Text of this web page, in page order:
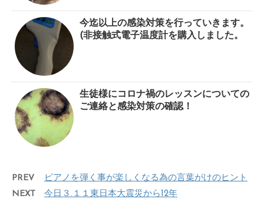
今迄以上の感染対策を行っていきます。
(非接触式電子温度計を購入しました。
生徒様にコロナ禍のレッスンについての
ご連絡と感染対策の確認！
PREV
ピアノを弾く事が楽しくなる為の言葉がけのヒント
NEXT
今日３.１１東日本大震災から12年